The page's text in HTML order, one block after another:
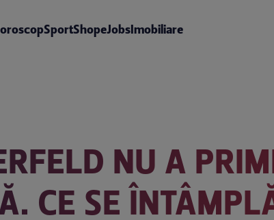
SportShopeJobsImobiliare
NU A
CE SE